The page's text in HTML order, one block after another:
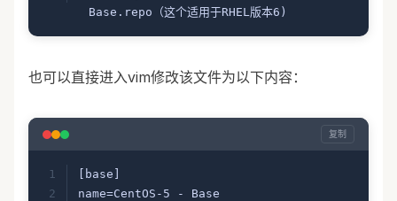
Base.repo（这个适用于RHEL版本6)
也可以直接进入vim修改该文件为以下内容：
复制
[base]
name=CentOS-5 - Base